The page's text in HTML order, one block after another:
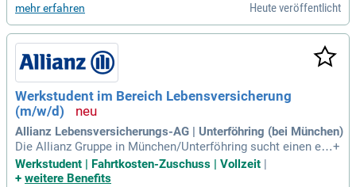
aue Dir eine solide Altersvorsorge auf. Mit individueller Weit
erbildung und Coaching durch Experten hast Du die Möglich
keit, Deine Vertriebskompetenzen zu erweitern. Übernimm
Verantwortung für Deinen eigenen Kundenbestand und gewi
nne neue Kund:innen mit Deinem Know-how. Genieße vielfäl
tige Entwicklungsmöglichkeiten, inklusive der Option, eine e
igene Agentur zu leiten. Voraussetzungen sind eine abgesch
lossene Berufsausbildung oder (Fach-) Hochschulabschluss
sowie erste Vertriebserfahrung und Freude am Verkauf.
mehr erfahren Heute veröffentlicht
Werkstudent im Bereich Lebensversicherung
(m/w/d)
Allianz Lebensversicherungs-AG | Unterföhring (bei München)
Die Allianz Gruppe in München/Unterföhring sucht einen en
gagierten Werkstudenten (m/w/d). Mit einer starken Präsen
z in über 70 Ländern bieten wir Finanzlösungen für 125 Milli
+
Werkstudent | Fahrtkosten-Zuschuss | Vollzeit
+ weitere Benefits